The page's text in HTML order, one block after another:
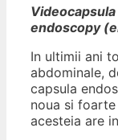
endoscopy
In ultimii ani
abdominale,
capsula
noua si
acesteia are